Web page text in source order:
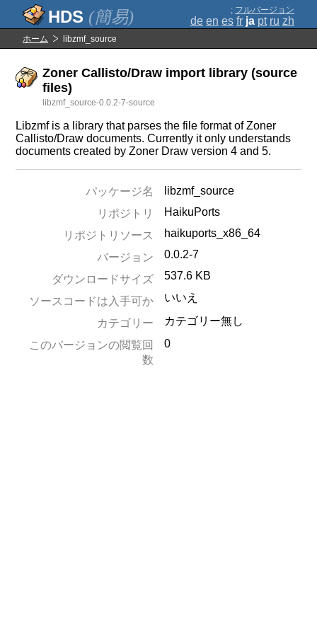
(簡易) ; フルバージョン
de en es fr ja pt ru zh
ホーム libzmf_source
Zoner Callisto/Draw import library (source
files)
libzmf_source-0.0.2-7-source
Libzmf is a library that parses the file format of Zoner
Callisto/Draw documents. Currently it only understands
documents created by Zoner Draw version 4 and 5.
パッケージ名
libzmf_source
リポジトリ
HaikuPorts
リポジトリソース
haikuports_x86_64
バージョン
0.0.2-7
ダウンロードサイズ 537.6 KB
ソースコードは入手可か いいえ
カテゴリー
カテゴリー無し
このバージョンの閲覧回
数
0